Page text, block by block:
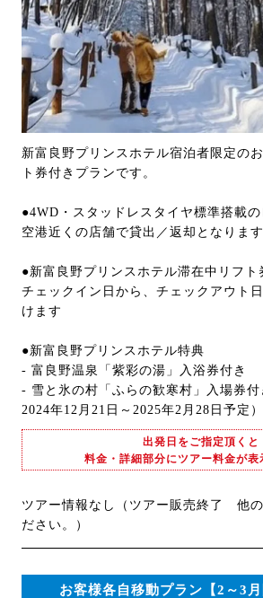
新富良野プリンスホテル宿泊者限定の
ト券付きプランです。
●4WD・スタッドレスタイヤ標準搭載の
空港近くの店舗で貸出／返却となります
●新富良野プリンスホテル滞在中リフト
チェックイン日から、チェックアウト
けます
●新富良野プリンスホテル特典
- 富良野温泉「紫彩の湯」入浴券付き
- 雪と氷の村「ふらの歓寒村」入場券付
2024年12月21日～2025年2月28日予定）
出発日をご指定頂くと
料金・詳細部分にツアー料金が表
ツアー情報なし（ツアー販売終了 他の
ださい。）
お客様各自移動プラン【2～3月